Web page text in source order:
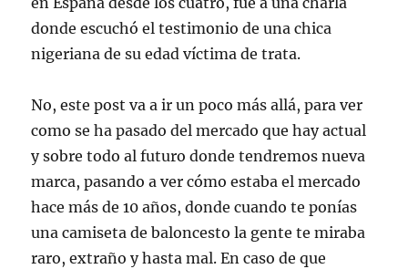
donde escuchó el testimonio de una chica
nigeriana de su edad víctima de trata.
No, este post va a ir un poco más allá, para ver
como se ha pasado del mercado que hay actual
y sobre todo al futuro donde tendremos nueva
marca, pasando a ver cómo estaba el mercado
hace más de 10 años, donde cuando te ponías
una camiseta de baloncesto la gente te miraba
raro, extraño y hasta mal. En caso de que